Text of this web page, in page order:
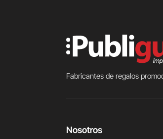
Fabricantes de regalos
Nosotros